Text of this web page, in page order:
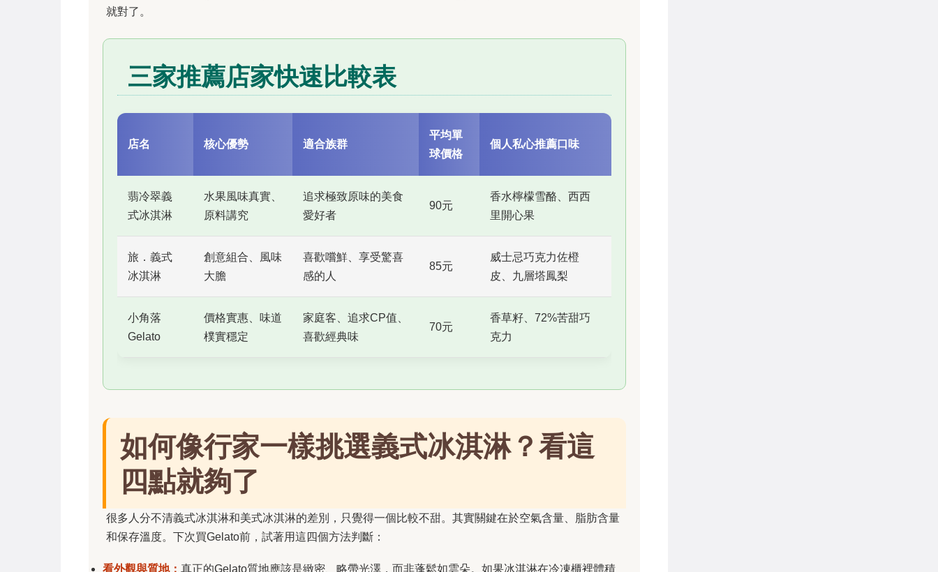
就對了。
三家推薦店家快速比較表
店名 核心優勢 適合族群
平均單
球價格
個人私心推薦口味
翡冷翠義
式冰淇淋
水果風味真實、
原料講究
追求極致原味的美食
愛好者
90元
香水檸檬雪酪、西西
里開心果
旅．義式
冰淇淋
創意組合、風味
大膽
喜歡嚐鮮、享受驚喜
感的人
85元
威士忌巧克力佐橙
皮、九層塔鳳梨
小角落
Gelato
價格實惠、味道
樸實穩定
家庭客、追求CP值、
喜歡經典味
70元
香草籽、72%苦甜巧
克力
如何像行家一樣挑選義式冰淇淋？看這
四點就夠了
很多人分不清義式冰淇淋和美式冰淇淋的差別，只覺得一個比較不甜。其實關鍵在於空氣含量、脂肪含量
和保存溫度。下次買Gelato前，試著用這四個方法判斷：
看外觀與質地： 真正的Gelato質地應該是緻密、略帶光澤，而非蓬鬆如雲朵。如果冰淇淋在冷凍櫃裡體積